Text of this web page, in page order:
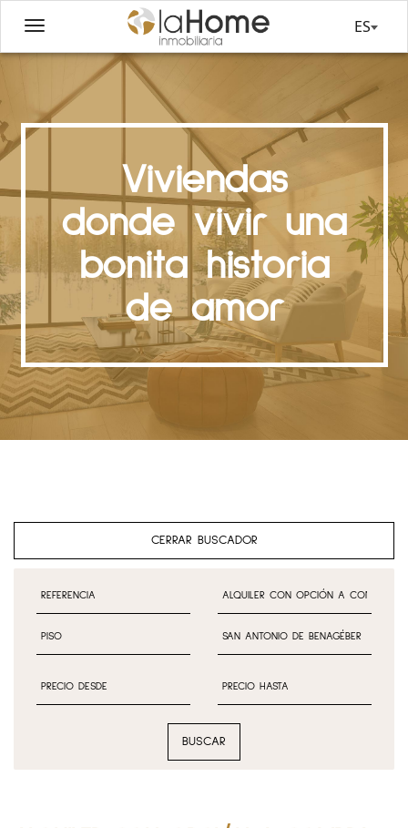
ES
Viviendas
donde vivir una
bonita historia
de amor
CERRAR BUSCADOR
BUSCAR